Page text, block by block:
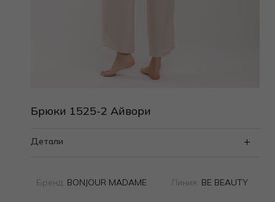
Брюки 1525-2 Айвори
Детали
Бренд: BONJOUR MADAME Линия: BE BEAUTY